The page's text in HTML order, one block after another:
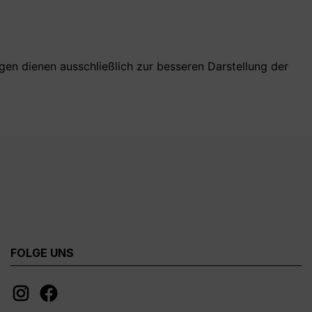
dienen ausschließlich zur besseren Darstellung der
FOLGE UNS